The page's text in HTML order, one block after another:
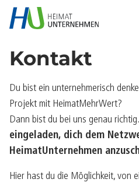
Kontakt
Du bist ein unternehmerisch
Projekt mit HeimatMehrWert?
Dann bist du bei uns genau richtig.
eingeladen, dich dem
HeimatUnternehmen
Hier hast du die Möglichkeit, von